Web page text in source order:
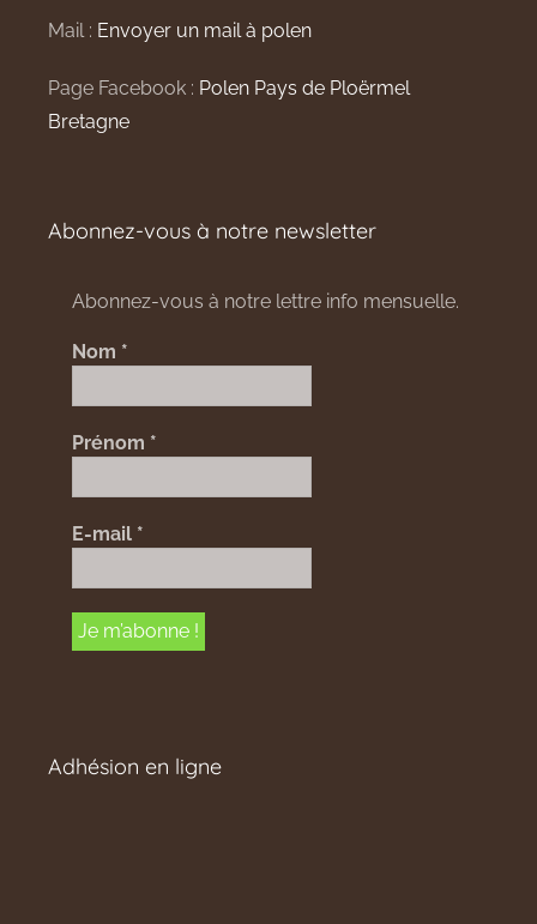
Mail : Envoyer un mail à polen
Page Facebook : Polen Pays de Ploërmel
Bretagne
Abonnez-vous à notre newsletter
Abonnez-vous à notre lettre info mensuelle.
Nom *
Prénom *
E-mail *
Adhésion en ligne